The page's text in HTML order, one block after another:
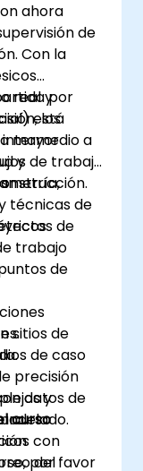
ahora
de
Con la
real y
los
mayor
y
por
está
intermedio a
de trabajo
técnicas de
de
trabajo
de
sitios de
precisión
y
con
del
de caso
datos de
curso
por favor